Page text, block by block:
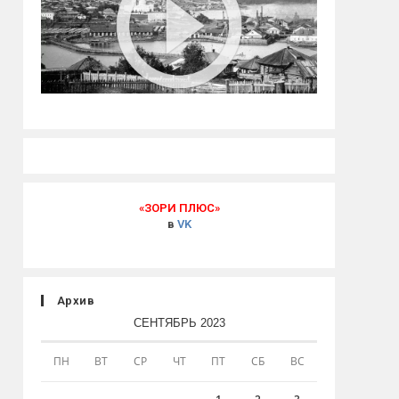
«ЗОРИ ПЛЮС»
в VK
Архив
СЕНТЯБРЬ 2023
ПН ВТ СР ЧТ ПТ СБ ВС